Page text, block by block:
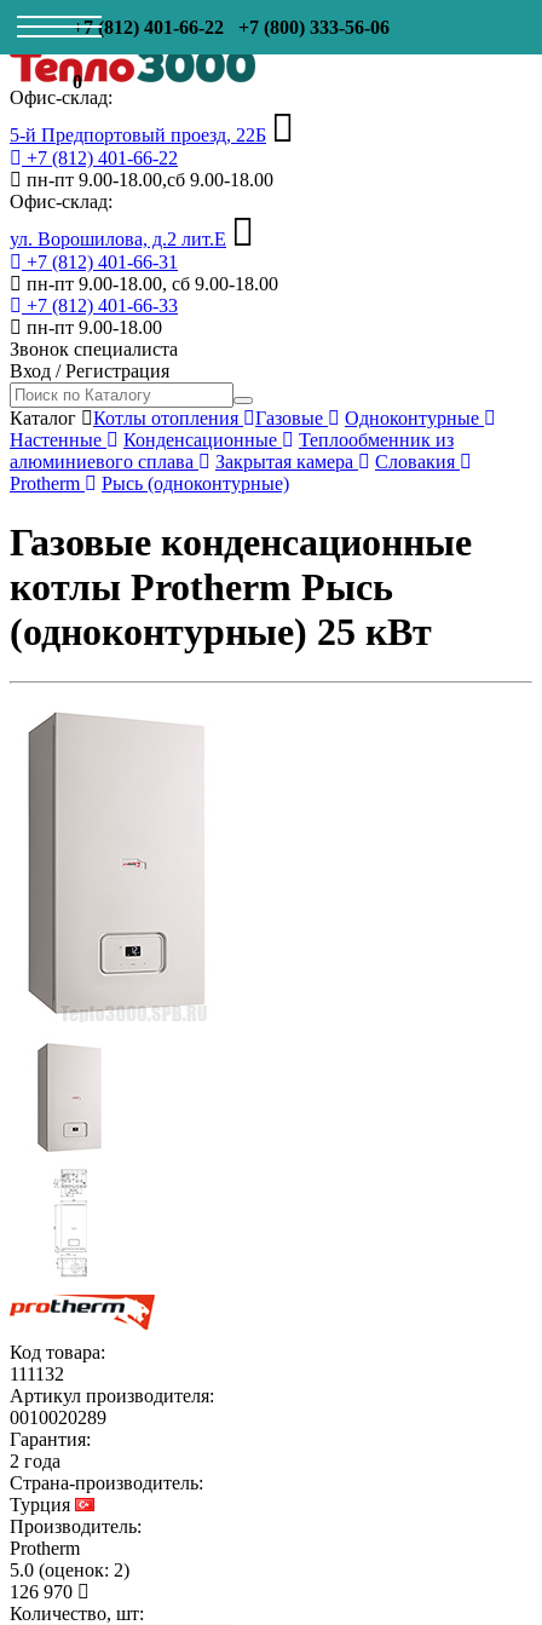
+7 (812) 401-66-22 +7 (800) 333-56-06
0
Офис-склад:
5-й Предпортовый проезд, 22Б
+7 (812) 401-66-22
пн-пт 9.00-18.00,сб 9.00-18.00
Офис-склад:
ул. Ворошилова, д.2 лит.Е
+7 (812) 401-66-31
пн-пт 9.00-18.00, сб 9.00-18.00
+7 (812) 401-66-33
пн-пт 9.00-18.00
Звонок специалиста
Вход /Регистрация
Каталог Котлы отопления Газовые
Одноконтурные
Настенные
Конденсационные
Теплообменник из
алюминиевого сплава
Закрытая камера
Словакия
Protherm
Рысь (одноконтурные)
Газовые конденсационные
котлы Protherm Рысь
(одноконтурные) 25 кВт
Код товара:
111132
Артикул производителя:
0010020289
Гарантия:
2 года
Страна-производитель:
Турция
Производитель:
Protherm
5.0 (оценок: 2)
126 970
Количество, шт: